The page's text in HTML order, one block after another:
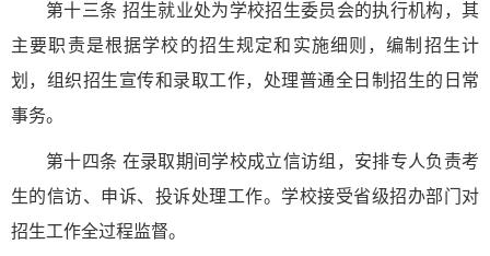
第十三条 招生就业处为学校招生委员会的执行机构，其
主要职责是根据学校的招生规定和实施细则，编制招生计
划，组织招生宣传和录取工作，处理普通全日制招生的日常
事务。
第十四条 在录取期间学校成立信访组，安排专人负责考
生的信访、申诉、投诉处理工作。学校接受省级招办部门对
招生工作全过程监督。